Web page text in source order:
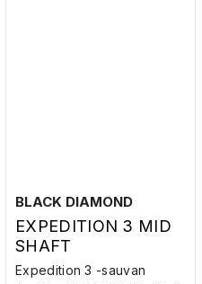
BLACK DIAMOND
EXPEDITION 3 MID
SHAFT
Expedition 3 -sauvan